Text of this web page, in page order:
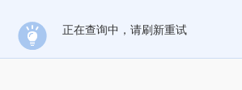
正在查询中，请刷新重试